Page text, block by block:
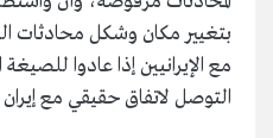
بتغيير مكان وشكل
مع الإيرانيين إذا عادوا للصيغة
التوصل لاتفاق حقيقي مع